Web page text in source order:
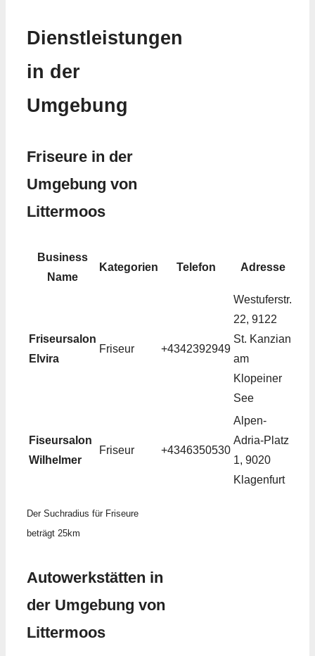
Dienstleistungen
in der
Umgebung
Friseure in der
Umgebung von
Littermoos
Business
Name
Kategorien Telefon Adresse
Friseursalon
Elvira
Friseur +4342392949
Westuferstr.
22, 9122
St. Kanzian
am
Klopeiner
See
Fiseursalon
Wilhelmer
Friseur +4346350530
Alpen-
Adria-Platz
1, 9020
Klagenfurt
Der Suchradius für Friseure
beträgt 25km
Autowerkstätten in
der Umgebung von
Littermoos